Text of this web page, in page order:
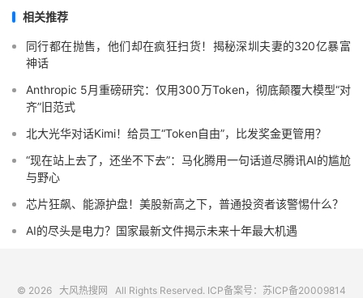
相关推荐
同行都在抛售，他们却在疯狂扫货！揭秘深圳夫妻的320亿暴富
神话
Anthropic 5月重磅研究：仅用300万Token，彻底颠覆大模型“对
齐”旧范式
北大光华对话Kimi！给员工“Token自由”，比发奖金更管用？
“现在站上去了，还坐不下去”：马化腾用一句话道尽腾讯AI的尴尬
与野心
芯片狂飙、能源护盘！美股新高之下，普通投资者该警惕什么？
AI的尽头是电力？国家最新文件揭示未来十年最大机遇
© 2026 大风热搜网 All Rights Reserved. ICP备案号： 苏ICP备20009814